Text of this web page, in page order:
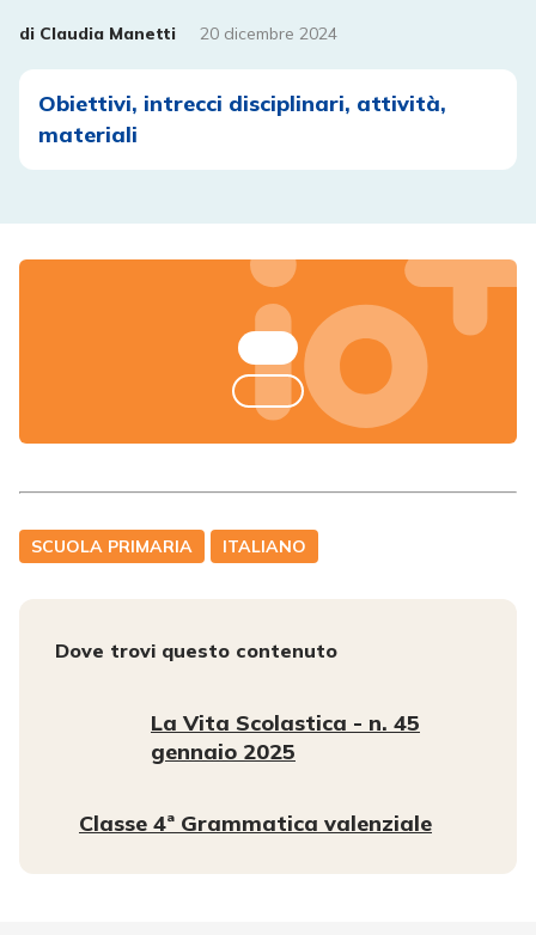
di Claudia Manetti 20 dicembre 2024
Obiettivi, intrecci disciplinari, attività,
materiali
SCUOLA PRIMARIA ITALIANO
Dove trovi questo contenuto
La Vita Scolastica - n. 45
gennaio 2025
Classe 4ª Grammatica valenziale